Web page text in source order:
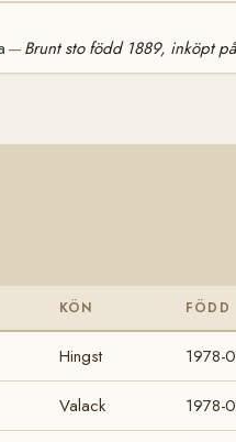
— Brunt sto född 1889, inköpt
KÖN FÖDD
Hingst 1978-
Valack 1978-